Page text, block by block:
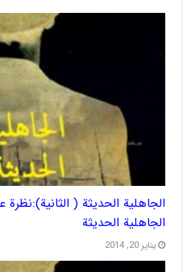
الجاهلية الحديثة (
الجاهلية الحديثة
يناير 20, 2014